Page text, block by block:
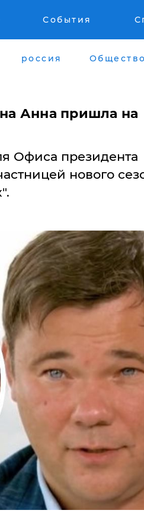
События
россия Общество
Анна пришла на
Офиса президента
нового